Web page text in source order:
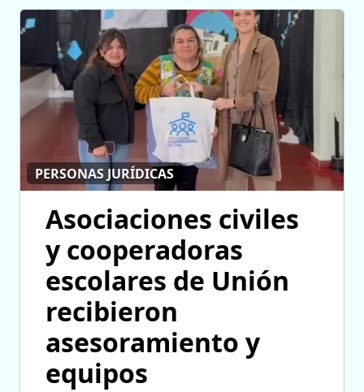
PERSONAS JURÍDICAS
Asociaciones civiles
y cooperadoras
escolares de Unión
recibieron
asesoramiento y
equipos